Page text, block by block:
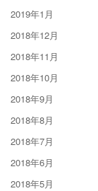
2019年1月
2018年12月
2018年11月
2018年10月
2018年9月
2018年8月
2018年7月
2018年6月
2018年5月